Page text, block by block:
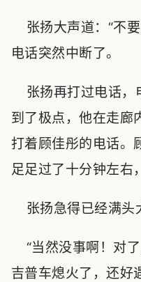
张扬大声道：“不
电话突然中断了。
张扬再打过电话，
到了极点，他在走廊
打着顾佳彤的电话。
足足过了十分钟左右
张扬急得已经满头
“当然没事啊！对了
吉普车熄火了，还好